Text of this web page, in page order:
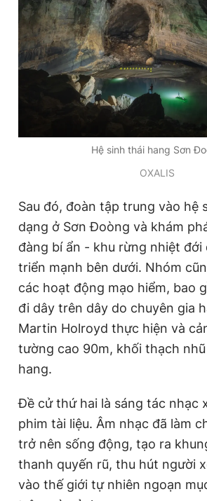
Hệ sinh thái hang Sơn
OXALIS
Sau đó, đoàn tập trung vào hệ
dạng ở Sơn Đoòng và khám
đàng bí ẩn - khu rừng nhiệt đới
triển mạnh bên dưới. Nhóm
các hoạt động mạo hiểm, bao
đi dây trên dây do chuyên gia
Martin Holroyd thực hiện và
tường cao 90m, khối thạch
hang.
Đề cử thứ hai là sáng tác nhạc
phim tài liệu. Âm nhạc đã làm
trở nên sống động, tạo ra
thanh quyến rũ, thu hút người
vào thế giới tự nhiên ngoạn